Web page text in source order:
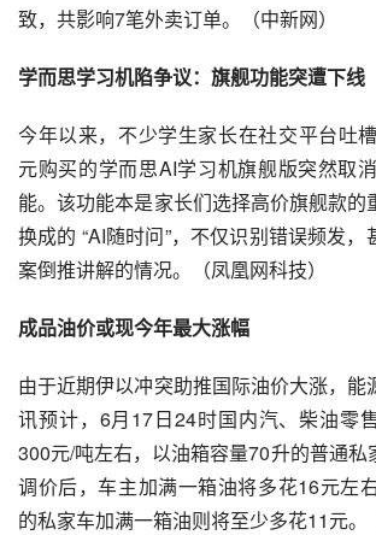
致，共影响7笔外卖订单。（中新网）
学而思学习机陷争议：旗舰功能突遭下线
今年以来，不少学生家长在社交平台吐
元购买的学而思AI学习机旗舰版突然取
能。该功能本是家长们选择高价旗舰款的
换成的 “AI随时问”，不仅识别错误频发
案倒推讲解的情况。（凤凰网科技）
成品油价或现今年最大涨幅
由于近期伊以冲突助推国际油价大涨，能
讯预计，6月17日24时国内汽、柴油零
300元/吨左右，以油箱容量70升的普通私
调价后，车主加满一箱油将多花16元左
的私家车加满一箱油则将至少多花11元。